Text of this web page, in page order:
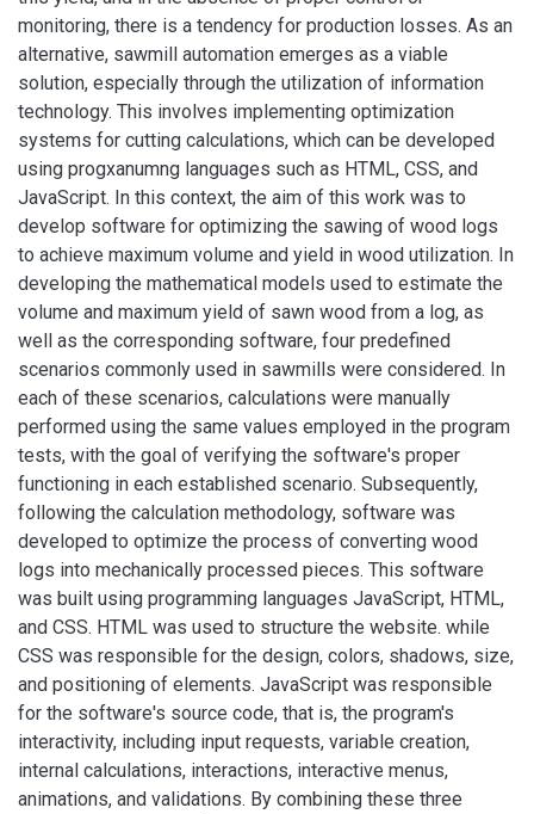
monitoring, there is a tendency for production losses. As an
alternative, sawmill automation emerges as a viable
solution, especially through the utilization of information
technology. This involves implementing optimization
systems for cutting calculations, which can be developed
using progxanumng languages such as HTML, CSS, and
JavaScript. In this context, the aim of this work was to
develop software for optimizing the sawing of wood logs
to achieve maximum volume and yield in wood utilization. In
developing the mathematical models used to estimate the
volume and maximum yield of sawn wood from a log, as
well as the corresponding software, four predefined
scenarios commonly used in sawmills were considered. In
each of these scenarios, calculations were manually
performed using the same values employed in the program
tests, with the goal of verifying the software's proper
functioning in each established scenario. Subsequently,
following the calculation methodology, software was
developed to optimize the process of converting wood
logs into mechanically processed pieces. This software
was built using programming languages JavaScript, HTML,
and CSS. HTML was used to structure the website. while
CSS was responsible for the design, colors, shadows, size,
and positioning of elements. JavaScript was responsible
for the software's source code, that is, the program's
interactivity, including input requests, variable creation,
internal calculations, interactions, interactive menus,
animations, and validations. By combining these three